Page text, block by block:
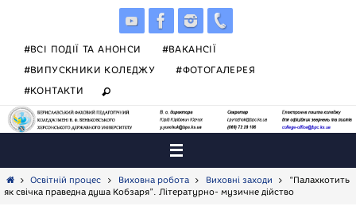
#ВСІ ПОДІЇ ТА АНОНСИ
#ВАКАНСІЇ
#ВИПУСКНИКИ КОЛЕДЖУ
#ФОТОГАЛЕРЕЯ
#КОНТАКТИ
HomeОсвітній процес Виховна робота Виховні заходи
“Палахкотить
як свічка праведна душа Кобзаря”. Літературно- музичне дійство